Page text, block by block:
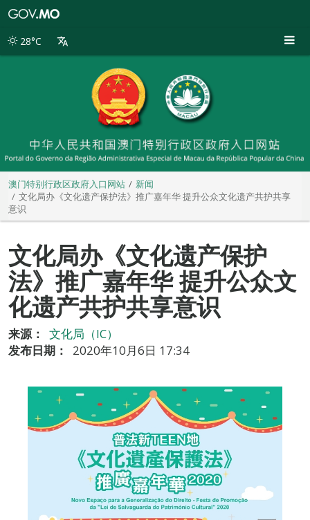
别
28°C
澳门特别行政区政府入口网站
新闻
文化局办《文化遗产保护法》推广嘉年华 提升公众文化遗产共护共享
意识
文化局办《文化遗产保护
法》推广嘉年华 提升公众文
化遗产共护共享意识
来源：
文化局（IC）
发布日期：
2020年10月6日 17:34